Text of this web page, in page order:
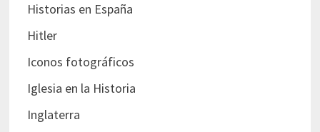
Historias en España
Hitler
Iconos fotográficos
Iglesia en la Historia
Inglaterra